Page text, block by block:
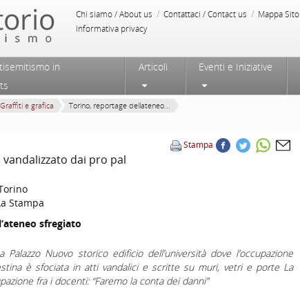
Chi siamo / About us / Contattaci / Contact us / Mappa Sito
Informativa privacy
in
Articoli Eventi e Iniziative
Graffiti e grafica Torino, reportage dellateneo...
Stampa
dai pro pal
Stampa
sfregiato
Palazzo Nuovo storico edificio dell’università dove l’occupazione
è sfociata in atti vandalici e scritte su muri, vetri e porte La
fra i docenti: “Faremo la conta dei danni”